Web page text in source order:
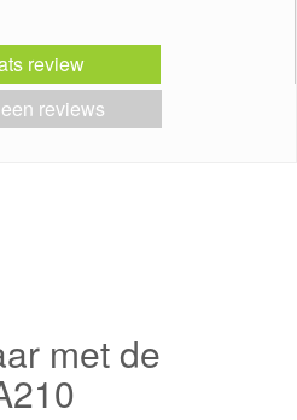
review
reviews
met de